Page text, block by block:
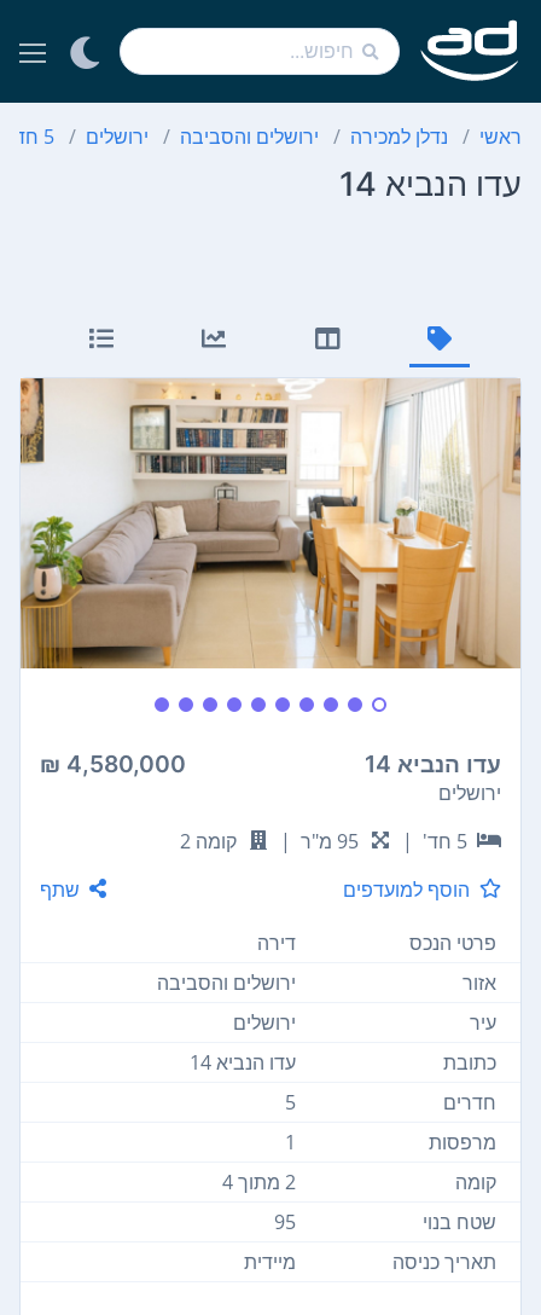
ראשי נדלן למכירה ירושלים והסביבה ירושלים 5 חדרים
עדו הנביא 14
עדו הנביא 14 4,580,000 ₪
ירושלים
5 חד'
| 95 מ"ר |
קומה 2
הוסף למועדפים
שתף
פרטי הנכס
דירה
אזור
ירושלים והסביבה
עיר
ירושלים
כתובת
עדו הנביא 14
חדרים
5
מרפסות
1
קומה
2 מתוך 4
שטח בנוי
95
תאריך כניסה
מיידית